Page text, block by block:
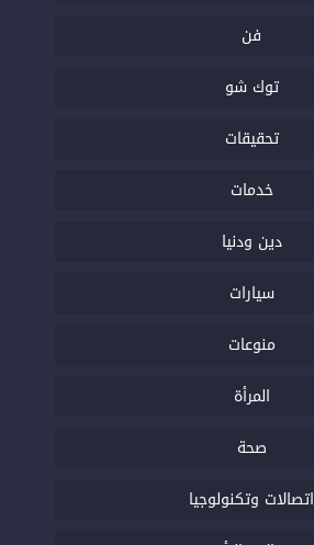
فن
توك شو
تحقيقات
خدمات
دين ودنيا
سيارات
منوعات
المرأة
صحة
اتصالات وتكنولوجيا